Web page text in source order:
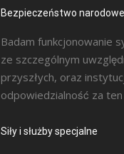
Bezpieczeństwo narodowe
Badam funkcjonowanie
ze szczególnym
przyszłych, oraz
odpowiedzialność za
Siły i służby specjalne